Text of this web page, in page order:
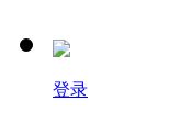
登录